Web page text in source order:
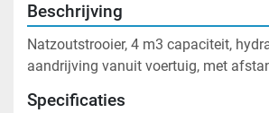
Beschrijving
Natzoutstrooier, 4 m3 capaciteit,
aandrijving vanuit voertuig, met
Specificaties